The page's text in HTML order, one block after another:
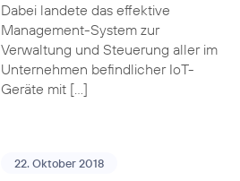
Dabei landete das effektive
Management-System zur
Verwaltung und Steuerung aller im
Unternehmen befindlicher IoT-
Geräte mit […]
22. Oktober 2018